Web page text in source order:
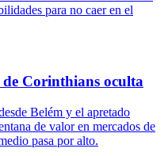
para no caer en el
Corinthians oculta
Belém y el apretado
de valor en mercados de
pasa por alto.